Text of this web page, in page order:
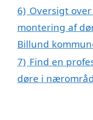
6) Oversigt
montering af
Billund
7) Find en
døre i